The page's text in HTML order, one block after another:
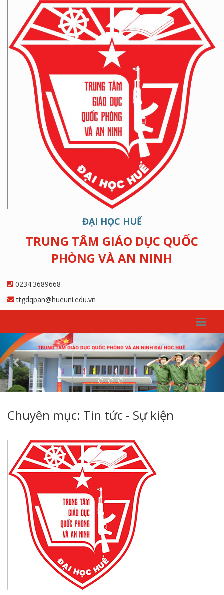
ĐẠI HỌC HUẾ
TRUNG TÂM GIÁO DỤC QUỐC
PHÒNG VÀ AN NINH
0234.3689668
ttgdqpan@hueuni.edu.vn
Previous
Chuyên mục: Tin tức - Sự kiện